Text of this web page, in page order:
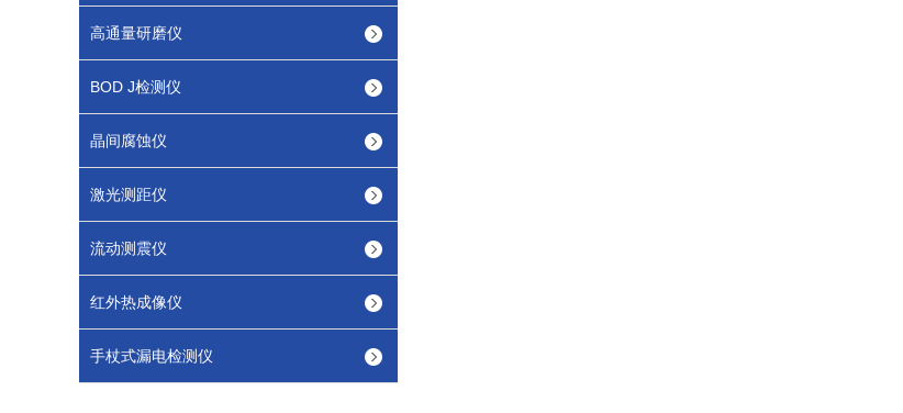
高通量研磨仪
BOD J检测仪
晶间腐蚀仪
激光测距仪
流动测震仪
红外热成像仪
手杖式漏电检测仪